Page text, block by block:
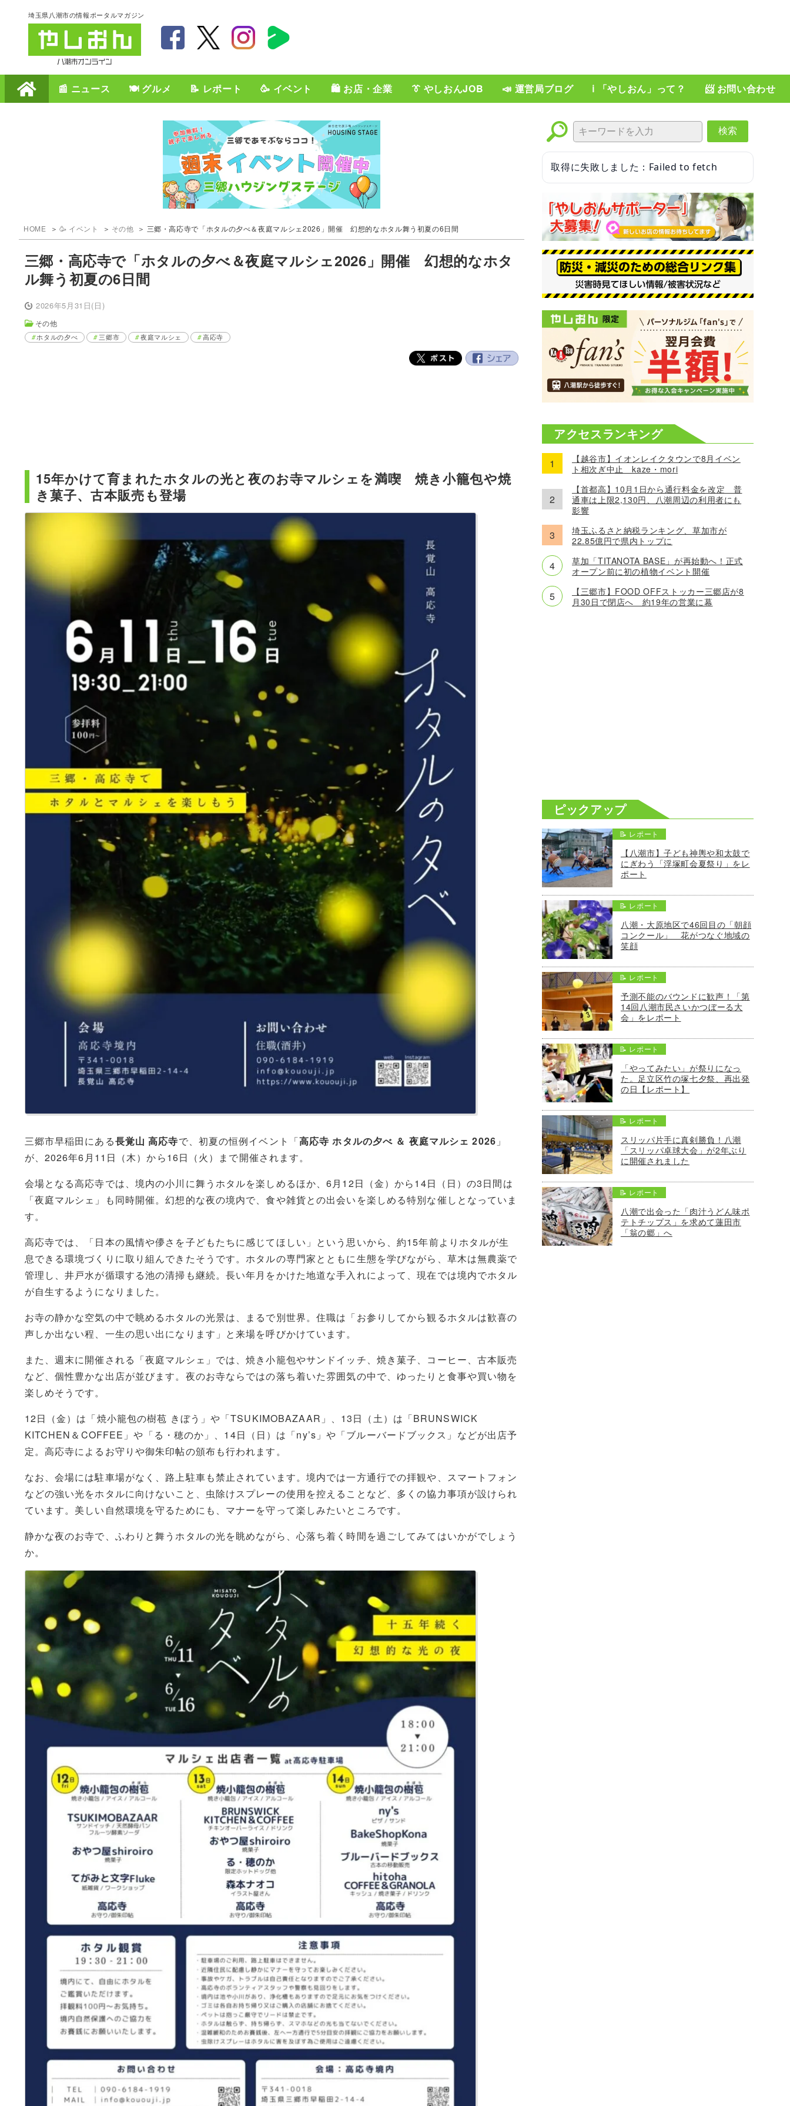
埼玉県八潮市の情報ポータルマガジン
📰 ニュース 🍽️ グルメ 📝 レポート 🥳 イベント 🛍️ お店・企業 👔 やしおんJOB 📣 運営局ブログ ℹ️ 「やしおん」って？ 📨 お問い合わせ
HOME 🥳 イベント その他 三郷・高応寺で「ホタルの夕べ＆夜庭マルシェ2026」開催 幻想的なホタル舞う初夏の6日間
三郷・高応寺で「ホタルの夕べ＆夜庭マルシェ2026」開催 幻想的なホタ
ル舞う初夏の6日間
2026年5月31日(日)
その他
ホタルの夕べ 三郷市 夜庭マルシェ 高応寺
15年かけて育まれたホタルの光と夜のお寺マルシェを満喫 焼き小籠包や焼
き菓子、古本販売も登場
三郷市早稲田にある長覚山 高応寺で、初夏の恒例イベント「高応寺 ホタルの夕べ ＆ 夜庭マルシェ 2026 」
が、2026年6月11日（木）から16日（火）まで開催されます。
会場となる高応寺では、境内の小川に舞うホタルを楽しめるほか、6月12日（金）から14日（日）の3日間は
「夜庭マルシェ」も同時開催。幻想的な夜の境内で、食や雑貨との出会いを楽しめる特別な催しとなっていま
す。
高応寺では、「日本の風情や儚さを子どもたちに感じてほしい」という思いから、約15年前よりホタルが生
息できる環境づくりに取り組んできたそうです。ホタルの専門家とともに生態を学びながら、草木は無農薬で
管理し、井戸水が循環する池の清掃も継続。長い年月をかけた地道な手入れによって、現在では境内でホタル
が自生するようになりました。
お寺の静かな空気の中で眺めるホタルの光景は、まるで別世界。住職は「お参りしてから観るホタルは歓喜の
声しか出ない程、一生の思い出になります」と来場を呼びかけています。
また、週末に開催される「夜庭マルシェ」では、焼き小籠包やサンドイッチ、焼き菓子、コーヒー、古本販売
など、個性豊かな出店が並びます。夜のお寺ならではの落ち着いた雰囲気の中で、ゆったりと食事や買い物を
楽しめそうです。
12日（金）は「焼小籠包の樹苞 きぼう」や「TSUKIMOBAZAAR」、13日（土）は「BRUNSWICK
KITCHEN＆COFFEE」や「る・穂のか」、14日（日）は「ny’s」や「ブルーバードブックス」などが出店予
定。高応寺によるお守りや御朱印帖の頒布も行われます。
なお、会場には駐車場がなく、路上駐車も禁止されています。境内では一方通行での拝観や、スマートフォン
などの強い光をホタルに向けないこと、虫除けスプレーの使用を控えることなど、多くの協力事項が設けられ
ています。美しい自然環境を守るためにも、マナーを守って楽しみたいところです。
静かな夜のお寺で、ふわりと舞うホタルの光を眺めながら、心落ち着く時間を過ごしてみてはいかがでしょう
か。
検索
取得に失敗しました：Failed to fetch
アクセスランキング
【越谷市】イオンレイクタウンで8月イベン
ト相次ぎ中止 kaze・mori
【首都高】10月1日から通行料金を改定 普
通車は上限2,130円、八潮周辺の利用者にも
影響
埼玉ふるさと納税ランキング、草加市が
22.85億円で県内トップに
草加「TITANOTA BASE」が再始動へ！正式
オープン前に初の植物イベント開催
【三郷市】FOOD OFFストッカー三郷店が8
月30日で閉店へ 約19年の営業に幕
ピックアップ
📝 レポート
【八潮市】子ども神輿や和太鼓で
にぎわう「浮塚町会夏祭り」をレ
ポート
📝 レポート
八潮・大原地区で46回目の「朝顔
コンクール」 花がつなぐ地域の
笑顔
📝 レポート
予測不能のバウンドに歓声！「第
14回八潮市民さいかつぼーる大
会」をレポート
📝 レポート
「やってみたい」が祭りになっ
た。足立区竹の塚七夕祭、再出発
の日【レポート】
📝 レポート
スリッパ片手に真剣勝負！八潮
「スリッパ卓球大会」が2年ぶり
に開催されました
📝 レポート
八潮で出会った「肉汁うどん味ポ
テトチップス」を求めて蓮田市
「翁の郷」へ